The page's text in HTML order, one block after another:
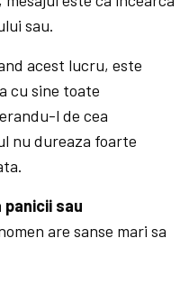
sau.
acest lucru, este
cu sine toate
l de cea
nu dureaza foarte
panicii sau
are sanse mari sa